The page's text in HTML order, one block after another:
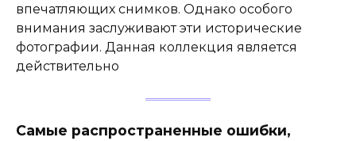
впечатляющих снимков. Однако особого
внимания заслуживают эти исторические
фотографии. Данная коллекция является
действительно
Самые распространенные ошибки,